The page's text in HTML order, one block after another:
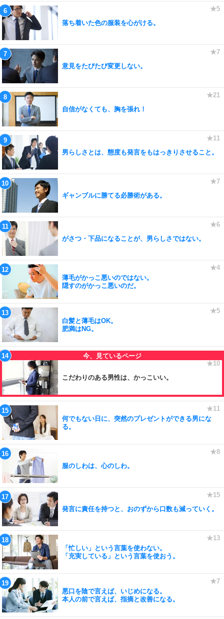
落ち着いた色の服装を心がける。
意見をたびたび変更しない。
自信がなくても、胸を張れ！
男らしさとは、態度も発言をもはっきりさせること。
ギャンブルに勝てる必勝術がある。
がさつ・下品になることが、男らしさではない。
薄毛がかっこ悪いのではない。
隠すのがかっこ悪いのだ。
白髪と薄毛はOK。
肥満はNG。
こだわりのある男性は、かっこいい。
何でもない日に、突然のプレゼントができる男にな
る。
服のしわは、心のしわ。
発言に責任を持つと、おのずから口数も減っていく。
「忙しい」という言葉を使わない。
「充実している」という言葉を使おう。
悪口を陰で言えば、いじめになる。
本人の前で言えば、指摘と改善になる。